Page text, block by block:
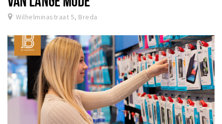
Wilhelminastraat 5, Breda